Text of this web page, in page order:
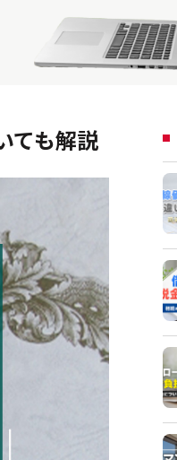
ても解説